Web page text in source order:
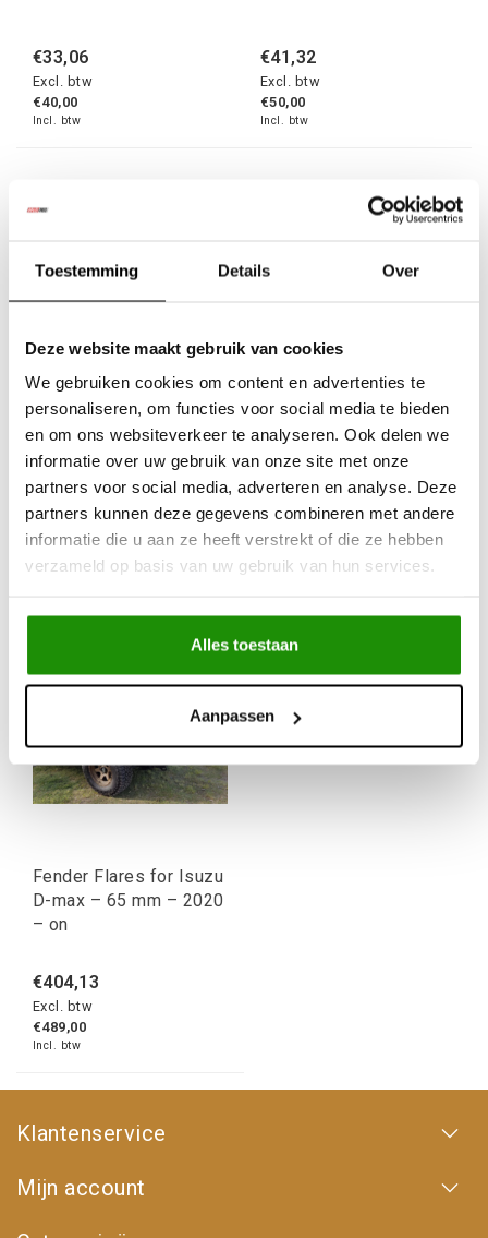
Toestemming Details Over
Deze website maakt gebruik van cookies
We gebruiken cookies om content en advertenties te
personaliseren, om functies voor social media te bieden
en om ons websiteverkeer te analyseren. Ook delen we
informatie over uw gebruik van onze site met onze
partners voor social media, adverteren en analyse. Deze
partners kunnen deze gegevens combineren met andere
informatie die u aan ze heeft verstrekt of die ze hebben
verzameld op basis van uw gebruik van hun services.
Alles toestaan
Aanpassen
€33,06
Excl. btw
€40,00
Incl. btw
€41,32
Excl. btw
€50,00
Incl. btw
WHEEL SPACERS
(4pcs) 30MM ISUZU
DMAX EN TROOPER
€131,41
Excl. btw
€159,00
WHEEL SPACER KIT
30MM / 40MM- ISUZU
DMAX EN TROOPER
38MM
€139,67
Excl. btw
€169,00
Fender Flares for Isuzu
D-max – 65 mm – 2020
– on
€404,13
Excl. btw
€489,00
Incl. btw
Klantenservice
Mijn account